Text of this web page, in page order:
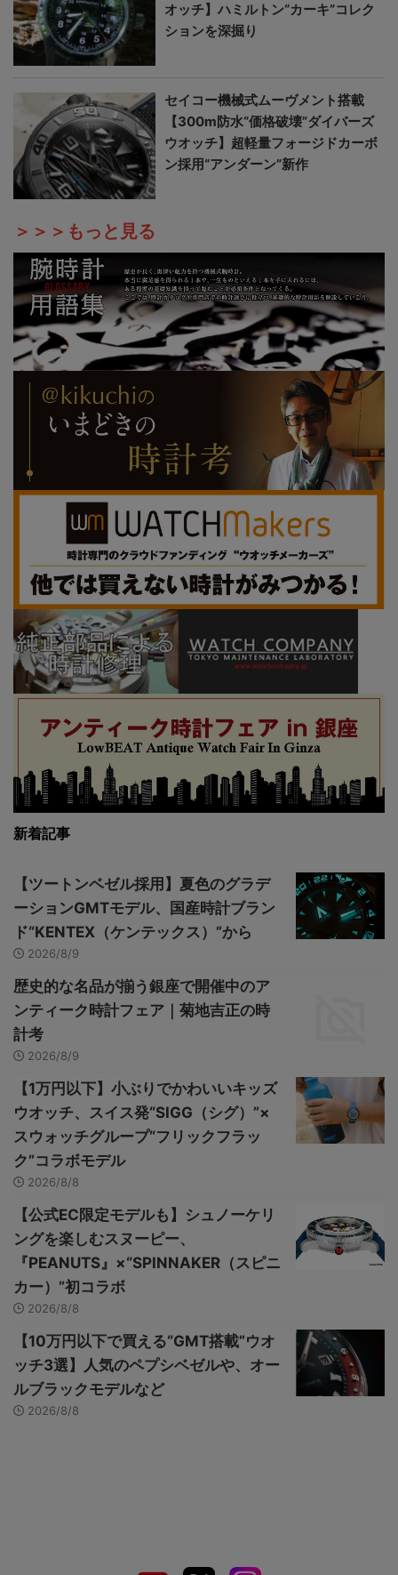
オッチ】ハミルトン“カーキ”コレク
ションを深掘り
セイコー機械式ムーヴメント搭載
【300m防水“価格破壊”ダイバーズ
ウオッチ】超軽量フォージドカーボ
ン採用“アンダーン”新作
＞＞＞もっと見る
新着記事
【ツートンベゼル採用】夏色のグラデ
ーションGMTモデル、国産時計ブラン
ド“KENTEX（ケンテックス）”から
2026/8/9
歴史的な名品が揃う銀座で開催中のア
ンティーク時計フェア｜菊地吉正の時
計考
2026/8/9
【1万円以下】小ぶりでかわいいキッズ
ウオッチ、スイス発“SIGG（シグ）”×
スウォッチグループ“フリックフラッ
ク”コラボモデル
2026/8/8
【公式EC限定モデルも】シュノーケリ
ングを楽しむスヌーピー、
『PEANUTS』×“SPINNAKER（スピニ
カー）”初コラボ
2026/8/8
【10万円以下で買える“GMT搭載”ウオ
ッチ3選】人気のペプシベゼルや、オー
ルブラックモデルなど
2026/8/8